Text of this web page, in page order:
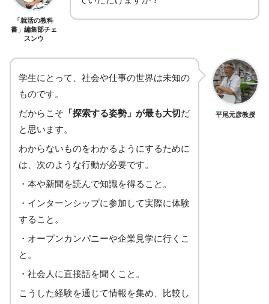
「就活の教科
書」編集部チェ
スンウ
学生にとって、社会や仕事の世界は未知の
ものです。
だからこそ 「探索する姿勢」が最も大切だ
と思います。
わからないものをわかるようにするために
は、次のような行動が必要です。
・本や新聞を読んで知識を得ること。
・インターンシップに参加して実際に体験
すること。
・オープンカンパニーや企業見学に行くこ
と。
・社会人に直接話を聞くこと。
こうした経験を通じて情報を集め、比較し
平尾元彦教授